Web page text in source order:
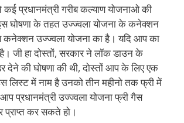
कई प्रधानमंत्री गरीब कल्याण योजनाओ की
घोषणा के तहत उज्ज्वला योजना के कनेक्शन
कनेक्शन उज्ज्वला योजना का है। यदि आप का
जी हा दोस्तों, सरकार ने लॉक डाउन के
देने की घोषणा की थी, दोस्तों आप के लिए एक
लिस्ट में नाम है उनको तीन महीनो तक फ्री में
प्रधानमंत्री उज्ज्वला योजना फ्री गैस
कर सकते हो।